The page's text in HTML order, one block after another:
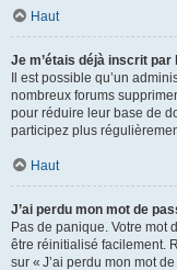
Haut
Je m’étais déjà inscrit
Il est possible qu’un
nombreux forums
pour réduire leur base de
participez plus
Haut
J’ai perdu mon mot de
Pas de panique. Votre mot
être réinitialisé facilement.
sur « J’ai perdu mon mot